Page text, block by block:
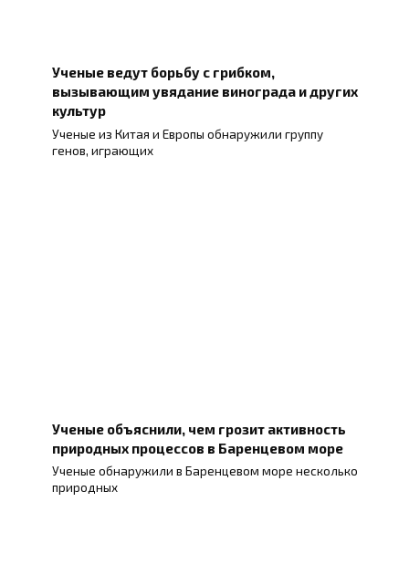
Ученые ведут борьбу с грибком,
вызывающим увядание винограда и других
культур
Ученые из Китая и Европы обнаружили группу
генов, играющих
Ученые объяснили, чем грозит активность
природных процессов в Баренцевом море
Ученые обнаружили в Баренцевом море несколько
природных